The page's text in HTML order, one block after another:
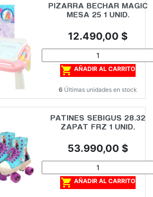
PIZARRA BECHAR MAGIC
MESA 25 1 UNID.
Precio
12.490,00 $
 AÑADIR AL CARRITO
6 Últimas unidades en stock
PATINES SEBIGUS 28.32
ZAPAT FRZ 1 UNID.
Precio
53.990,00 $
 AÑADIR AL CARRITO